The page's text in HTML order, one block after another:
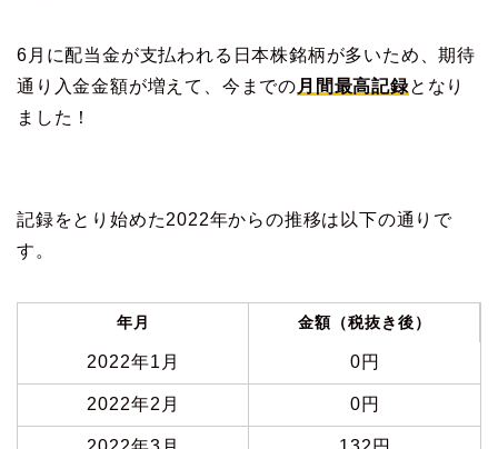
6月に配当金が支払われる日本株銘柄が多いため、期待
通り入金金額が増えて、今までの 月間最高記録となり
ました！
記録をとり始めた2022年からの推移は以下の通りで
す。
年月 金額（税抜き後）
2022年1月 0円
2022年2月 0円